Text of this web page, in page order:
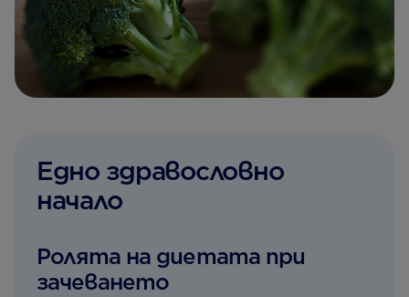
Едно здравословно
начало
Ролята на диетата при
зачеването